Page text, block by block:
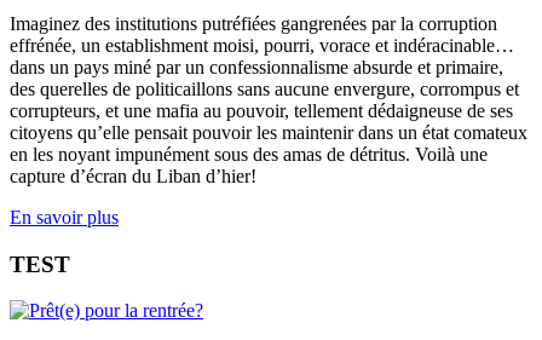
Imaginez des institutions putréfiées gangrenées par la corruption
effrénée, un establishment moisi, pourri, vorace et indéracinable…
dans un pays miné par un confessionnalisme absurde et primaire,
des querelles de politicaillons sans aucune envergure, corrompus et
corrupteurs, et une mafia au pouvoir, tellement dédaigneuse de ses
citoyens qu’elle pensait pouvoir les maintenir dans un état comateux
en les noyant impunément sous des amas de détritus. Voilà une
capture d’écran du Liban d’hier!
En savoir plus
TEST